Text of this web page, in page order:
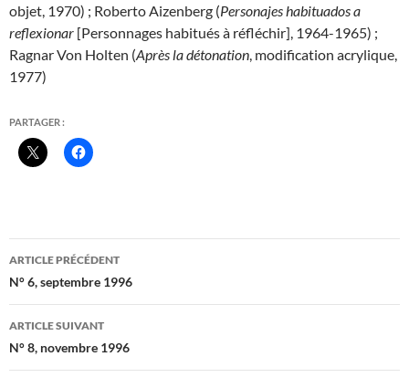
objet, 1970) ; Roberto Aizenberg (Personajes habituados a
reflexionar [Personnages habitués à réfléchir], 1964-1965) ;
Ragnar Von Holten (Après la détonation, modification acrylique,
1977)
PARTAGER :
Navigation
des
articles
ARTICLE PRÉCÉDENT
N° 6, septembre 1996
ARTICLE SUIVANT
N° 8, novembre 1996